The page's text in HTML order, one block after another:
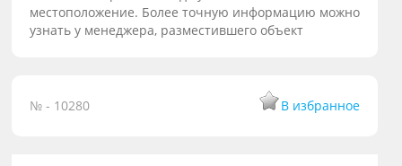
местоположение. Более точную информацию можно
узнать у менеджера, разместившего объект
№ - 10280 В избранное